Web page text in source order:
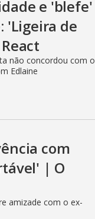
e 'blefe'
'Ligeira de
não concordou com o
Edlaine
com
| O
amizade com o ex-